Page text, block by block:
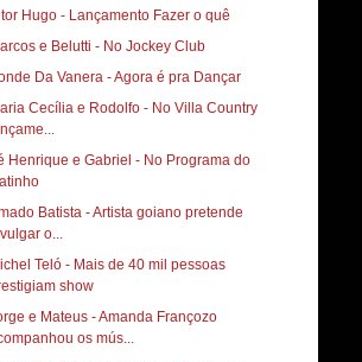
Hugo - Lançamento Fazer o quê
e Belutti - No Jockey Club
Da Vanera - Agora é pra Dançar
Cecília e Rodolfo - No Villa Country
Henrique e Gabriel - No Programa do
Batista - Artista goiano pretende
o...
Teló - Mais de 40 mil pessoas
show
e Mateus - Amanda Françozo
os mús...